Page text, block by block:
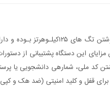
قابل افزایش است. مهمترین مزایای
برای قفل و کلید امنیتی (ضد هک و